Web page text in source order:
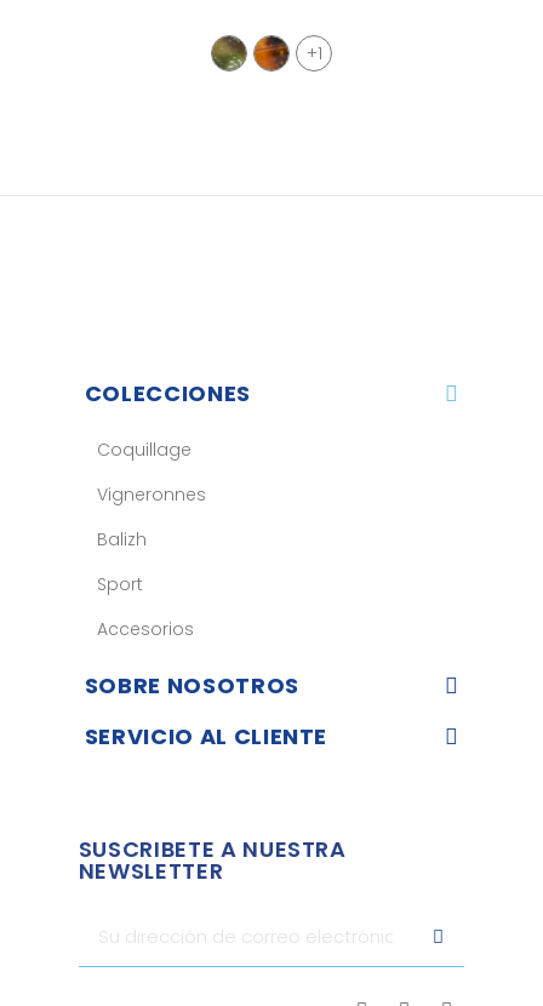
+1
COLECCIONES
Coquillage
Vigneronnes
Balizh
Sport
Accesorios
SOBRE NOSOTROS
SERVICIO AL CLIENTE
SUSCRIBETE A NUESTRA
NEWSLETTER